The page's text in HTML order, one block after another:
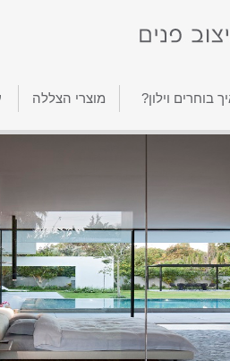
בוחרים וילון? מוצרי הצללה